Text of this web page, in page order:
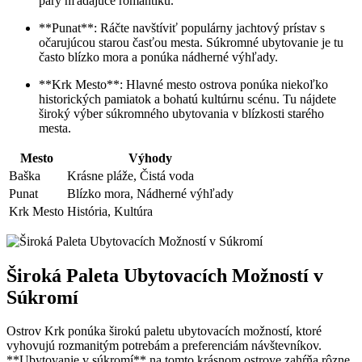
**Punat**: Ráčte navštíviť populárny jachtový prístav s
očarujúcou starou časťou mesta. Súkromné ubytovanie je tu
často blízko mora a ponúka nádherné výhľady.
**Krk Mesto**: Hlavné mesto ostrova ponúka niekoľko
historických pamiatok a bohatú kultúrnu scénu. Tu nájdete
široký výber súkromného ubytovania v blízkosti starého
mesta.
Mesto
Výhody
Baška
Krásne pláže, Čistá voda
Punat
Blízko mora, Nádherné výhľady
Krk Mesto História, Kultúra
Široká Paleta Ubytovacích Možností v
Súkromí
Ostrov Krk ponúka širokú paletu ubytovacích možností, ktoré
vyhovujú rozmanitým potrebám a preferenciám návštevníkov.